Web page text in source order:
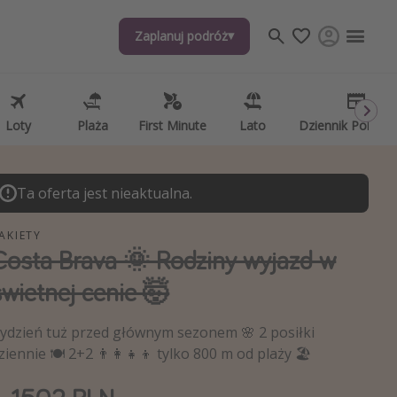
Zaplanuj podróż
Loty Plaża First Minute Lato Dziennik
Zaplanuj podróż
Loty Plaża First Minute Lato Dziennik
ciekawostki, porady podróżnicze
aplikacje podróżnicze
Ta oferta jest nieaktualna.
Brava 🌞 Rodziny wyjazd w
cenie 🤯
tuż przed głównym sezonem 🌸 2 posiłki
🍽️ 2+2 👨‍👩‍👧‍👦 tylko 800 m od plaży 🏖️